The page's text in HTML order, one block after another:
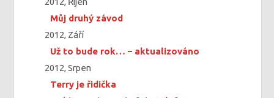
Můj druhý závod
2012, Září
Už to bude rok… – aktualizováno
2012, Srpen
Terry je řidička